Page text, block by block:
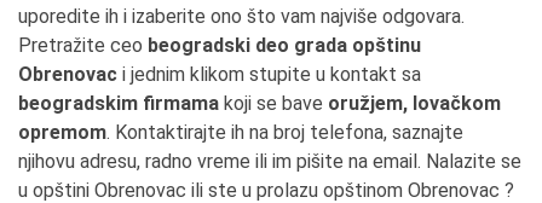
uporedite ih i izaberite ono što vam najviše odgovara.
Pretražite ceo beogradski deo grada opštinu
Obrenovac i jednim klikom stupite u kontakt sa
beogradskim firmama koji se bave oružjem, lovačkom
opremom. Kontaktirajte ih na broj telefona, saznajte
njihovu adresu, radno vreme ili im pišite na email. Nalazite se
u opštini Obrenovac ili ste u prolazu opštinom Obrenovac ?